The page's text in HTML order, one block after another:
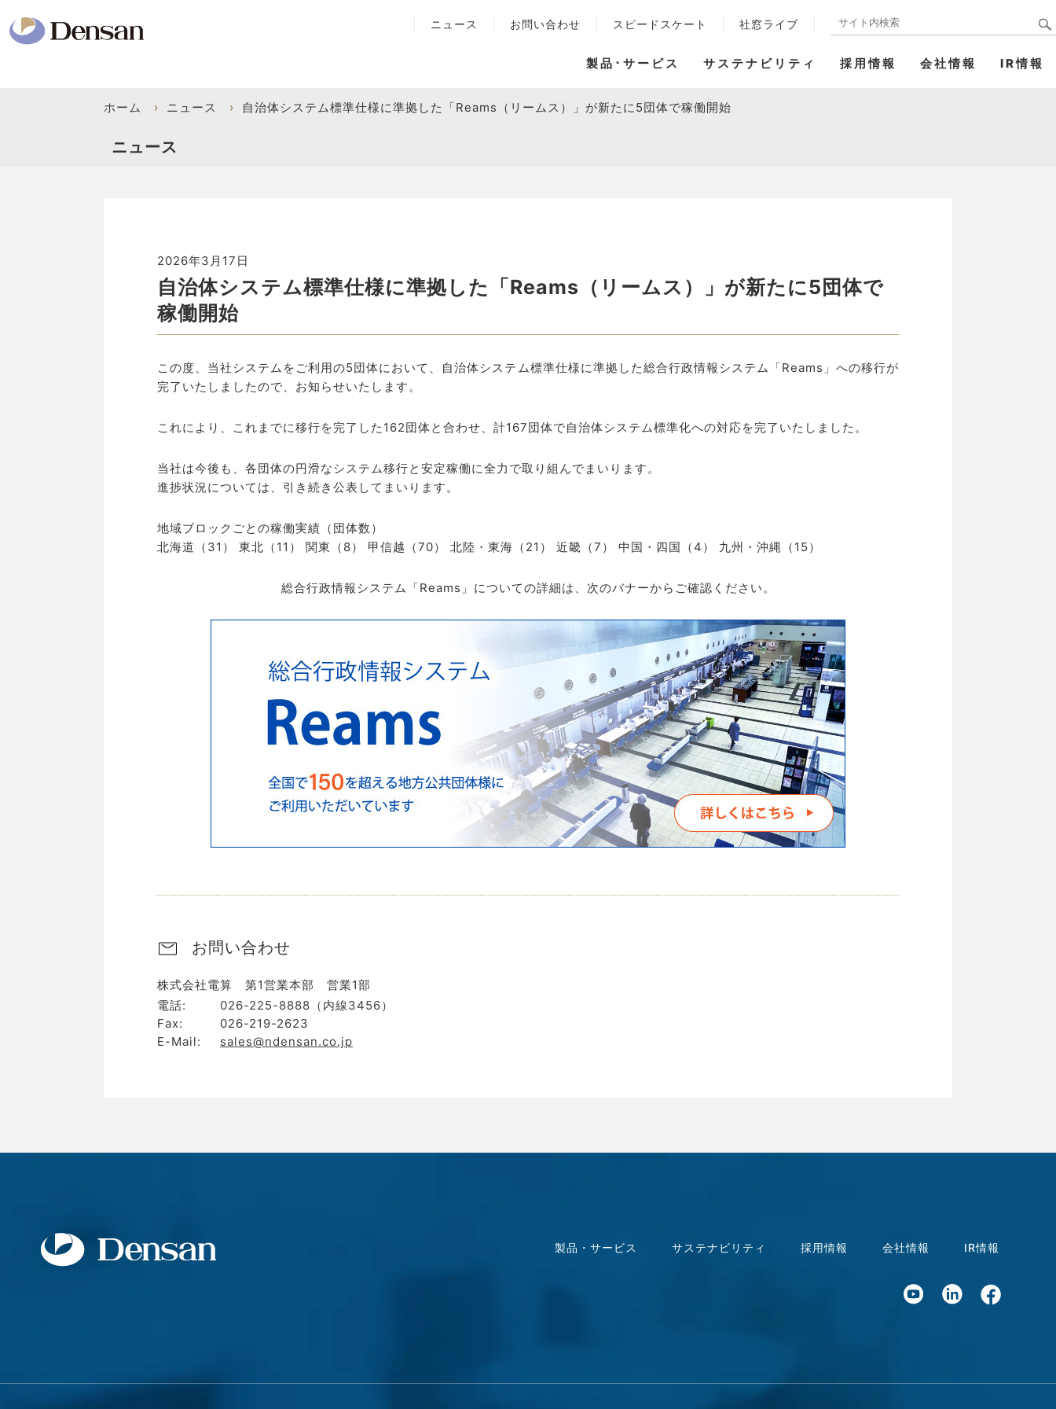
ニュース お問い合わせ スピードスケート 社窓ライブ
製品･サービス サステナビリティ 採用情報 会社情報 IR情報
ホーム › ニュース › 自治体システム標準仕様に準拠した「Reams（リームス）」が新たに5団体で稼働開始
ニュース
2026年3月17日
自治体システム標準仕様に準拠した「Reams（リームス）」が新たに5団体で
稼働開始
この度、当社システムをご利用の5団体において、自治体システム標準仕様に準拠した総合行政情報システム「Reams」への移行が
完了いたしましたので、お知らせいたします。
これにより、これまでに移行を完了した162団体と合わせ、計167団体で自治体システム標準化への対応を完了いたしました。
当社は今後も、各団体の円滑なシステム移行と安定稼働に全力で取り組んでまいります。
進捗状況については、引き続き公表してまいります。
地域ブロックごとの稼働実績（団体数）
北海道（31） 東北（11） 関東（8） 甲信越（70） 北陸・東海（21） 近畿（7） 中国・四国（4） 九州・沖縄（15）
総合行政情報システム「Reams」についての詳細は、次のバナーからご確認ください。
お問い合わせ
株式会社電算 第1営業本部 営業1部
電話:
026-225-8888（内線3456）
Fax:
026-219-2623
E-Mail:
sales@ndensan.co.jp
製品・サービス サステナビリティ 採用情報 会社情報 IR情報